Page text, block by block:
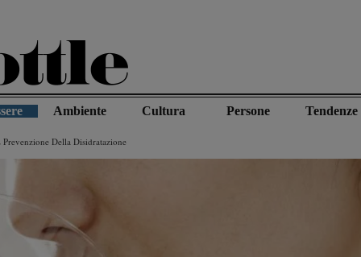
Ambiente Cultura Persone Tendenze
Prevenzione Della Disidratazione